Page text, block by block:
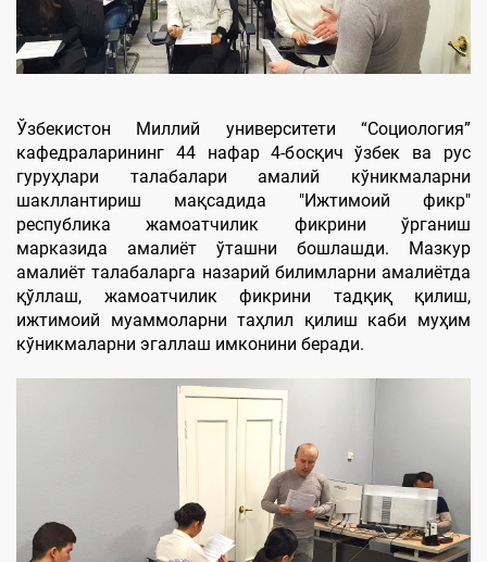
Ўзбекистон Миллий университети “Социология”
кафедраларининг 44 нафар 4-босқич ўзбек ва рус
гуруҳлари талабалари амалий кўникмаларни
шакллантириш мақсадида "Ижтимоий фикр"
республика жамоатчилик фикрини ўрганиш
марказида амалиёт ўташни бошлашди. Мазкур
амалиёт талабаларга назарий билимларни амалиётда
қўллаш, жамоатчилик фикрини тадқиқ қилиш,
ижтимоий муаммоларни таҳлил қилиш каби муҳим
кўникмаларни эгаллаш имконини беради.